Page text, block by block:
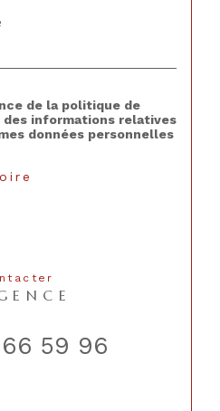
de la politique de
informations relatives
données personnelles
59 96